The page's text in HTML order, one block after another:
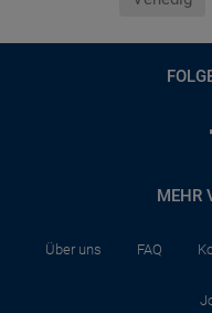
MEHR
Über uns FAQ